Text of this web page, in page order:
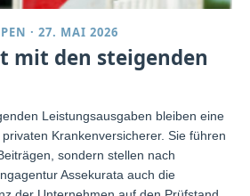
·27. MAI 2026
mit den steigenden
Leistungsausgaben bleiben eine
Krankenversicherer. Sie führen
sondern stellen nach
Assekurata auch die